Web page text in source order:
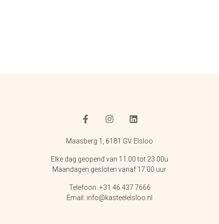
Maasberg 1, 6181 GV Elsloo
Elke dag geopend van 11.00 tot 23.00u
Maandagen gesloten vanaf 17.00 uur.
Telefoon: +31 46 437 7666
Email: info@kasteelelsloo.nl